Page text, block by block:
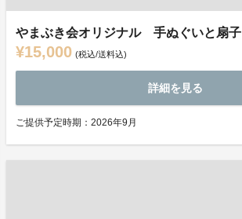
やまぶき会オリジナル 手ぬぐいと扇子
¥15,000 (税込/送料込)
詳細を見る
ご提供予定時期：2026年9月